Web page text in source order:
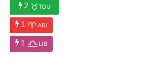
2 TOU
1 ARI
1 LIB